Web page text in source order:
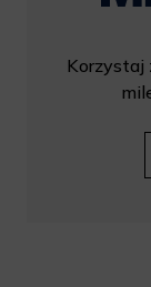
Korzystaj